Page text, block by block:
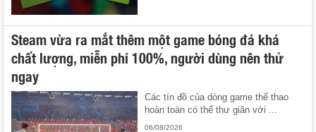
Steam vừa ra mắt thêm một game bóng đá khá
chất lượng, miễn phí 100%, người dùng nên thử
ngay
Các tín đồ của dòng game thể thao
hoàn toàn có thể thư giãn với ...
06/08/2026